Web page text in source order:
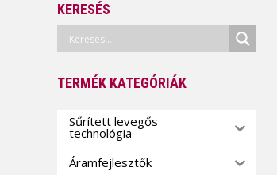
KERESÉS
TERMÉK KATEGÓRIÁK
Sűrített levegős
technológia
Áramfejlesztők